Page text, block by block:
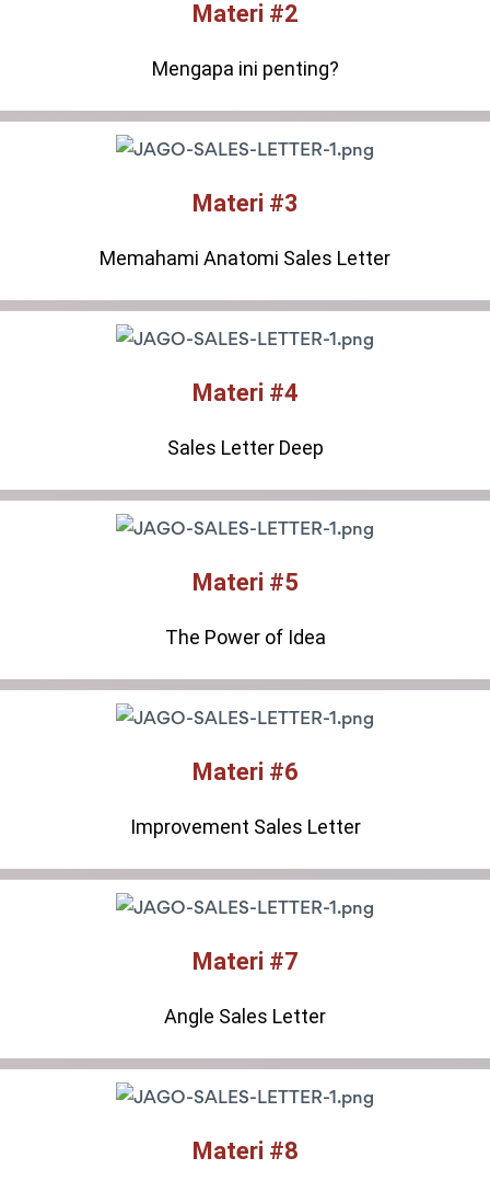
Materi #2
Mengapa ini penting?
Materi #3
Memahami Anatomi Sales Letter
Materi #4
Sales Letter Deep
Materi #5
The Power of Idea
Materi #6
Improvement Sales Letter
Materi #7
Angle Sales Letter
Materi #8